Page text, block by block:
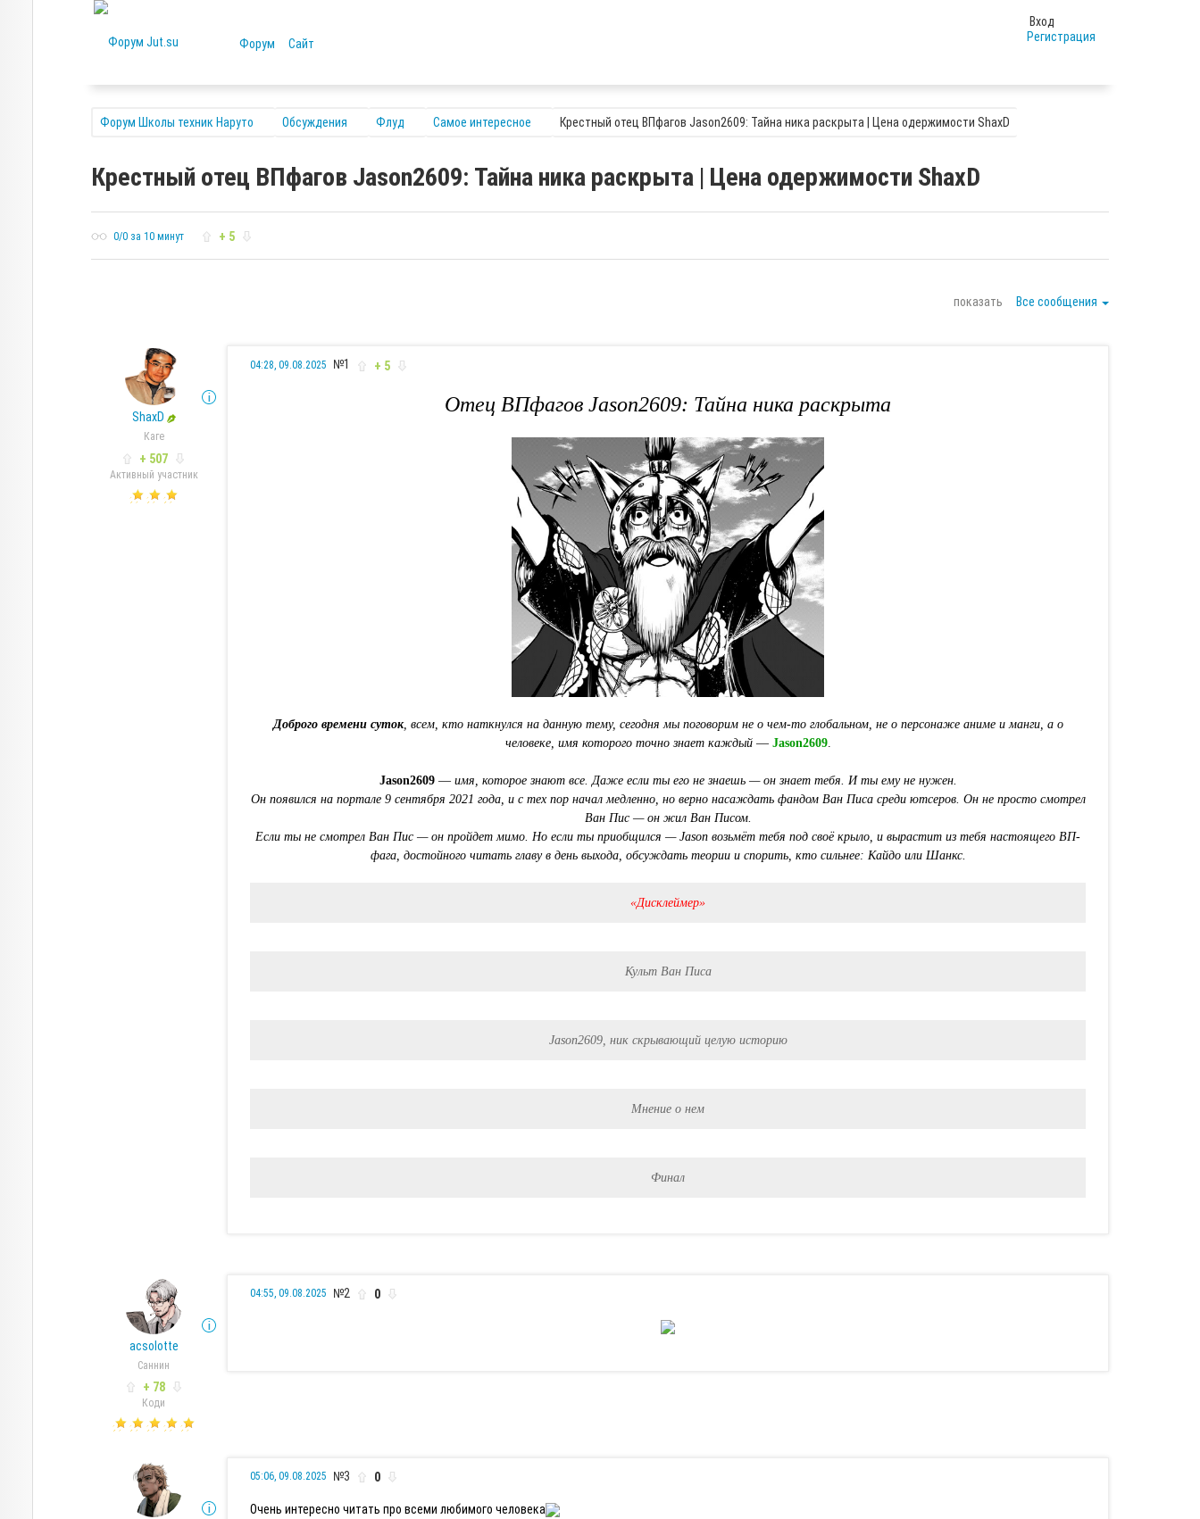
Форум Сайт
Вход
Регистрация
Форум Школы техник Наруто Обсуждения Флуд Самое интересное Крестный отец ВПфагов Jason2609: Тайна ника раскрыта | Цена одержимости ShaxD
Крестный отец ВПфагов Jason2609: Тайна ника раскрыта | Цена одержимости ShaxD
0/0 за 10 минут + 5
показать Все сообщения
ShaxD
Каге
+ 507
Активный участник
04:28, 09.08.2025 №1 + 5
Отец ВПфагов Jason2609: Тайна ника раскрыта
Доброго времени суток, всем, кто наткнулся на данную тему, сегодня мы поговорим не о чем-то глобальном, не о персонаже аниме и манги, а о
человеке, имя которого точно знает каждый— Jason2609.
Jason2609— имя, которое знают все. Даже если ты его не знаешь — он знает тебя. И ты ему не нужен.
Он появился на портале 9 сентября 2021 года, и с тех пор начал медленно, но верно насаждать фандом Ван Писа среди ютсеров. Он не просто смотрел
Ван Пис — он жил Ван Писом.
Если ты не смотрел Ван Пис — он пройдет мимо. Но если ты приобщился — Jason возьмёт тебя под своё крыло, и вырастит из тебя настоящего ВП-
фага, достойного читать главу в день выхода, обсуждать теории и спорить, кто сильнее: Кайдо или Шанкс.
«Дисклеймер»
Культ Ван Писа
Jason2609, ник скрывающий целую историю
Мнение о нем
Финал
acsolotte
Саннин
+ 78
Коди
04:55, 09.08.2025 №2 0
05:06, 09.08.2025 №3 0
Очень интересно читать про всеми любимого человека